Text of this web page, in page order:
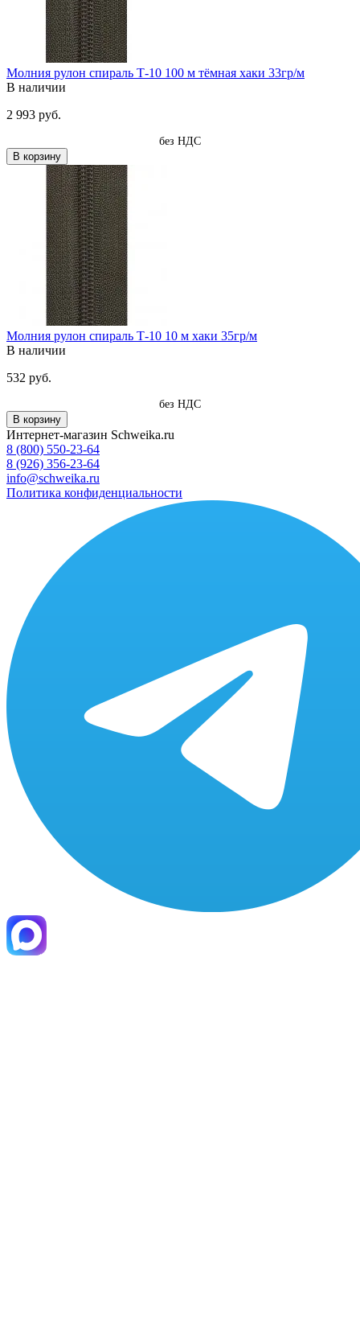
Молния рулон спираль Т-10 100 м тёмная хаки 33гр/м
В наличии
2 993 руб.
без НДС
В корзину
Молния рулон спираль Т-10 10 м хаки 35гр/м
В наличии
532 руб.
без НДС
В корзину
Интернет-магазин Schweika.ru
8 (800) 550-23-64
8 (926) 356-23-64
info@schweika.ru
Политика конфиденциальности